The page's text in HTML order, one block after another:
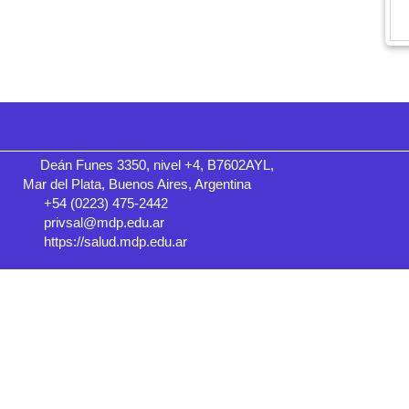
Deán Funes 3350, nivel +4, B7602AYL,
Mar del Plata, Buenos Aires, Argentina
+54 (0223) 475-2442
privsal@mdp.edu.ar
https://salud.mdp.edu.ar